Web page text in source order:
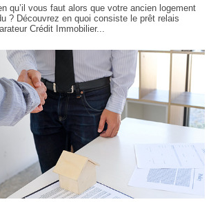
qu’il vous faut alors que votre ancien logement
? Découvrez en quoi consiste le prêt relais
Crédit Immobilier...